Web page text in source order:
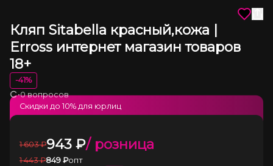
Кляп Sitabella красный,кожа |
Erross интернет магазин товаров
18+
-41%
Загрузка
•0 вопросов
1 603 ₽943 ₽/ розница
1 443 ₽849 ₽опт
Скидки до 10% для юрлиц